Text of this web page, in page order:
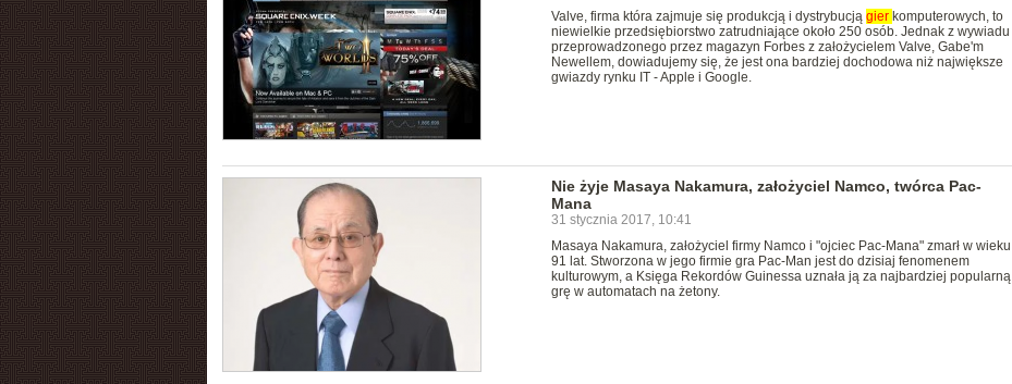
Valve, firma która zajmuje się produkcją i dystrybucją gier komputerowych, to
niewielkie przedsiębiorstwo zatrudniające około 250 osób. Jednak z wywiadu
przeprowadzonego przez magazyn Forbes z założycielem Valve, Gabe'm
Newellem, dowiadujemy się, że jest ona bardziej dochodowa niż największe
gwiazdy rynku IT - Apple i Google.
Nie żyje Masaya Nakamura, założyciel Namco, twórca Pac-
Mana
31 stycznia 2017, 10:41
Masaya Nakamura, założyciel firmy Namco i "ojciec Pac-Mana" zmarł w wieku
91 lat. Stworzona w jego firmie gra Pac-Man jest do dzisiaj fenomenem
kulturowym, a Księga Rekordów Guinessa uznała ją za najbardziej popularną
grę w automatach na żetony.